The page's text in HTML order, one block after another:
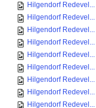
Hilgendorf Redevel...
Hilgendorf Redevel...
Hilgendorf Redevel...
Hilgendorf Redevel...
Hilgendorf Redevel...
Hilgendorf Redevel...
Hilgendorf Redevel...
Hilgendorf Redevel...
Hilgendorf Redevel...